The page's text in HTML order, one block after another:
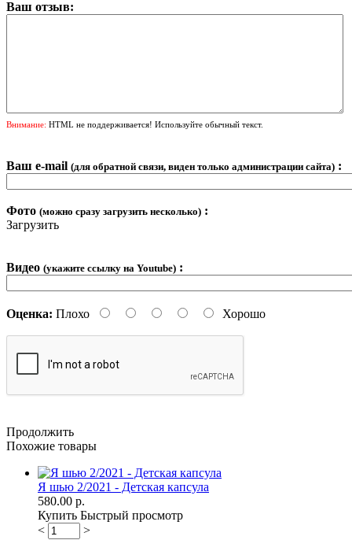
Ваш отзыв:
Внимание: HTML не поддерживается! Используйте обычный текст.
Ваш e-mail (для обратной связи, виден только администрации сайта) :
Фото (можно сразу загрузить несколько) :
Загрузить
Видео (укажите ссылку на Youtube) :
Оценка: Плохо Хорошо
Продолжить
Похожие товары
Я шью 2/2021 - Детская капсула
580.00 р.
Купить Быстрый просмотр
<
>